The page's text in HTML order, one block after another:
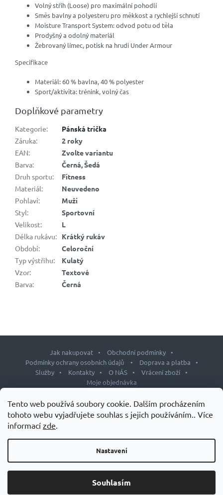
Tento web používá soubory cookie. Dalším procházením
tohoto webu vyjadřujete souhlas s jejich používáním.. Více
informací zde.
Nastavení
Souhlasím
Volný střih (Loose) pro maximální pohodlí
Směs bavlny a polyesteru pro měkkost a rychlejší schnutí
Moisture Transport System: odvod potu od těla
Prodyšný a odolný materiál
Žebrovaný límec, potisk na hrudi Under Armour
Specifikace
Materiál: 60 % bavlna, 40 % polyester
Sport/aktivita: trénink, volný čas
Doplňkové parametry
Kategorie:
Pánská trička
Záruka:
2 roky
EAN:
Zvolte variantu
Barva:
Černá, Šedá
Druh sportu:
Fitness
Materiál:
Neuvedeno
Pohlaví:
Muži
Styl:
Sportovní
Velikost:
L
Délka rukávu:
Krátký rukáv
Období:
Celoroční
Typ výstřihu:
Kulatý
Vzor:
Textové
Barva: Černá
Jak nakupovat
Obchodní podmínky
Podmínky ochrany osobních údajů
Doprava a platba
Služby
Kontakty O NÁS
Vrácení zboží
Moje objednávka
Vytvořil Shoptet
nastavení cookies
Design šablony vytvořilShoptetak.cz